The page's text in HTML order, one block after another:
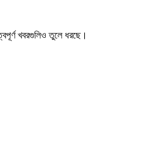
খবরগুলিও তুলে ধরছে।